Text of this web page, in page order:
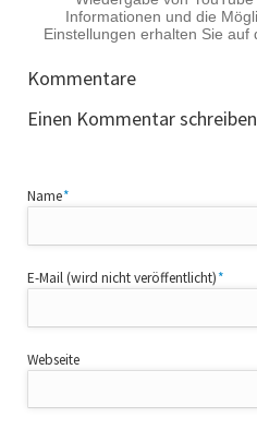
Kommentare
Einen Kommentar schreiben
Pflichtfeld
Name*
Pflichtfeld
E-Mail (wird nicht veröffentlicht)*
Webseite